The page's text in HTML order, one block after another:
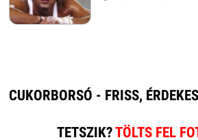
CUKORBORSÓ - FRISS,
TETSZIK?TÖLTS FEL